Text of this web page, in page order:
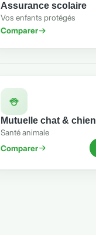
Assurance scolaire
Vos enfants protégés
Comparer
Mutuelle chat & chien
Santé animale
Comparer